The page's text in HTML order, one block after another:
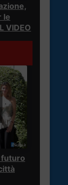
le
VIDEO
futuro